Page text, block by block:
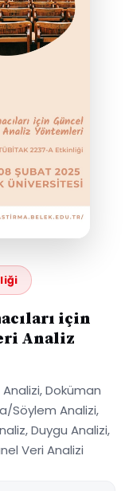
için
Analiz
Doküman
Söylem Analizi,
Duygu Analizi,
Veri Analizi